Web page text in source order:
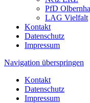
PfD
LAG Vielfalt
Kontakt
Datenschutz
Impressum
Navigation überspringen
Kontakt
Datenschutz
Impressum